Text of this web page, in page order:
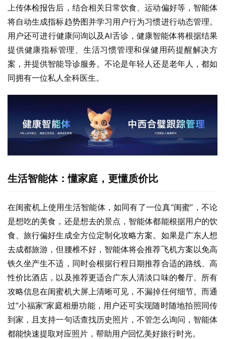
上传体检报告后，结合相关日常饮食、运动偏好等，智能体
将自动生成指标趋势图并学习用户行为习惯进行动态管理。
用户还可进行健康问询以及AI舌诊，健康智能体将根据结果
提供健康指标管理、生活习惯管理和保健用药提醒解决方
案，并提供智能导诊服务。不论是年轻人还是老年人，都如
同拥有一位私人全科医生。
生活智能体：懂家庭，更懂质价比
在闺蜜机上使用生活智能体，如同有了一位真“闺蜜”，不论
是想吃的美食，还是想去的景点，智能体都能根据用户的饮
食、旅行偏好生成全方位定制化攻略方案。如果是广东人想
去成都旅游，但腰椎不好，智能体将会推荐飞机方案以免高
铁久坐产生不适，同时会根据行程日期推荐合适的路线、高
性价比酒店，以及推荐更适合广东人清淡口味的餐厅。所有
攻略信息在闺蜜机大屏上清晰可见，不漏掉任何细节。而通
过“小福家”家庭相册功能，用户还可实现随时随地拍照同传
到家，且支持一句话查找历史照片，不管怎么询问，智能体
都能快速提取对应照片，帮助用户回忆美好旅行时光。